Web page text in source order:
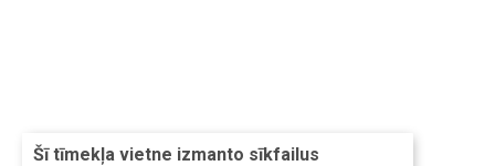
Šī tīmekļa vietne izmanto sīkfailus